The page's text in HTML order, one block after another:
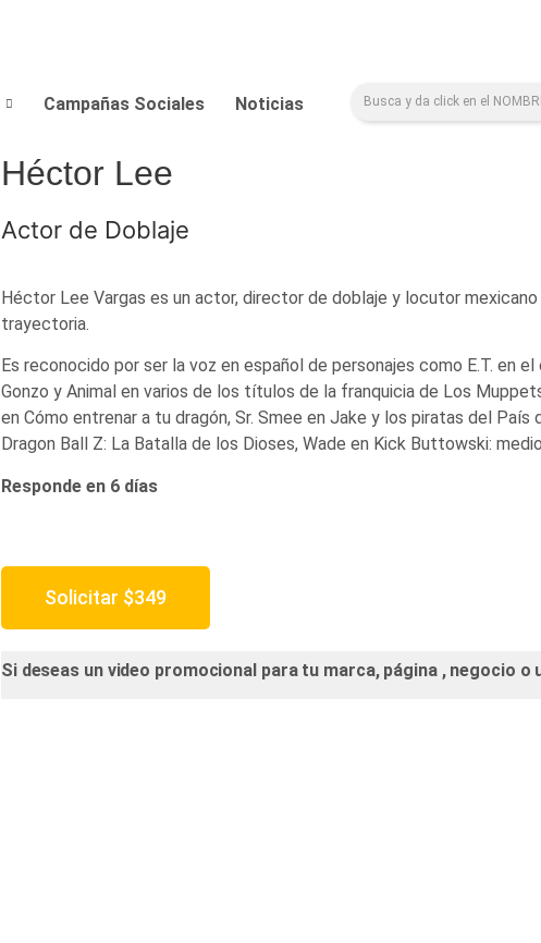
Campañas Sociales Noticias
Héctor Lee
Actor de Doblaje
Héctor Lee Vargas es un actor, director de doblaje y locutor
trayectoria.
Es reconocido por ser la voz en español de personajes como E.T. en
Gonzo y Animal en varios de los títulos de la franquicia de Los
en Cómo entrenar a tu dragón, Sr. Smee en Jake y los piratas del País
Dragon Ball Z: La Batalla de los Dioses, Wade en Kick Buttowski:
Responde en 6 días
Solicitar $349
Si deseas un video promocional para tu marca, página , negocio o